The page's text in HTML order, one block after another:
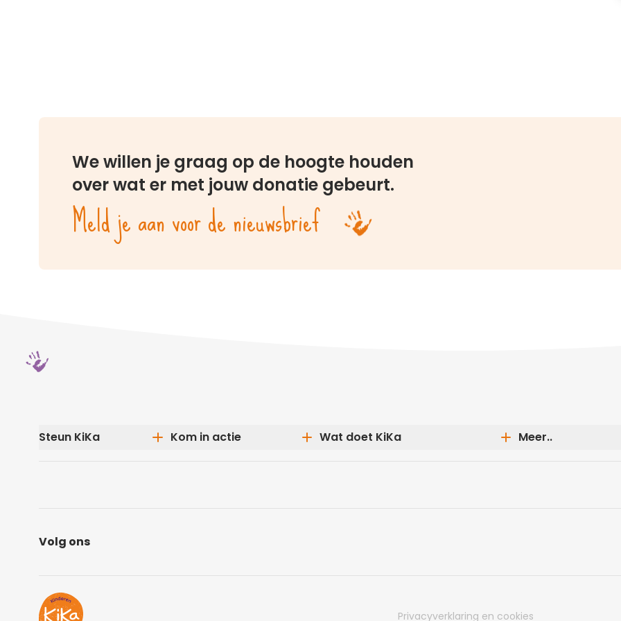
We willen je graag op de hoogte houden
over wat er met jouw donatie gebeurt.
Meld je aan voor de nieuwsbrief
Steun KiKa Kom in actie Wat doet KiKa Meer..
Volg ons
Privacyverklaring en cookies